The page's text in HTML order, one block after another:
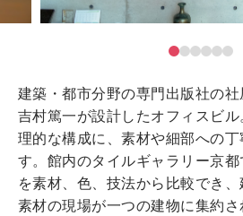
建築・都市分野の専門出版社の社
吉村篤一が設計したオフィスビ
理的な構成に、素材や細部への丁
す。館内のタイルギャラリー京
を素材、色、技法から比較でき
素材の現場が一つの建物に集約さ